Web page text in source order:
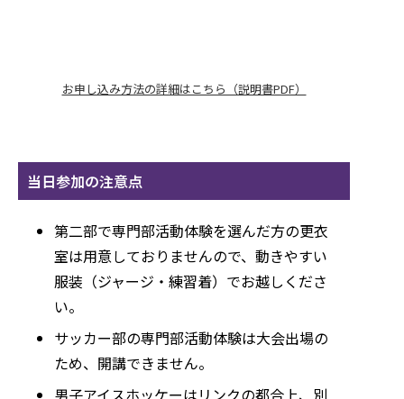
お申し込み方法の詳細はこちら（説明書PDF）
当日参加の注意点
第二部で専門部活動体験を選んだ方の更衣
室は用意しておりませんので、動きやすい
服装（ジャージ・練習着）でお越しくださ
い。
サッカー部の専門部活動体験は大会出場の
ため、開講できません。